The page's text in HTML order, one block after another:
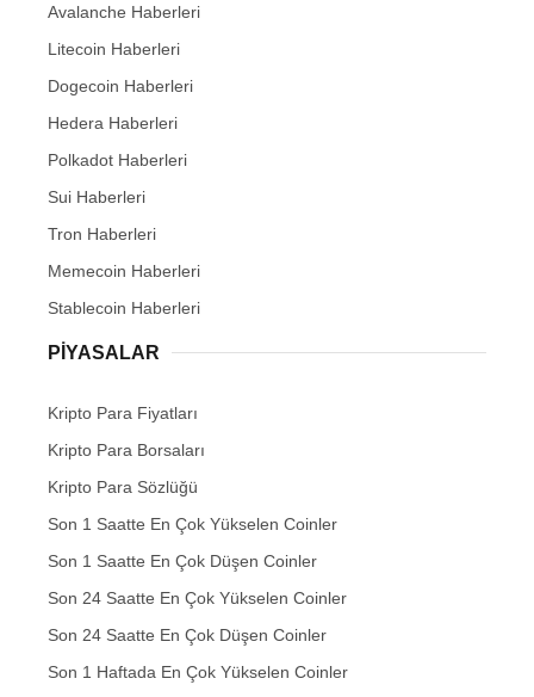
Avalanche Haberleri
Litecoin Haberleri
Dogecoin Haberleri
Hedera Haberleri
Polkadot Haberleri
Sui Haberleri
Tron Haberleri
Memecoin Haberleri
Stablecoin Haberleri
PIYASALAR
Kripto Para Fiyatları
Kripto Para Borsaları
Kripto Para Sözlüğü
Son 1 Saatte En Çok Yükselen Coinler
Son 1 Saatte En Çok Düşen Coinler
Son 24 Saatte En Çok Yükselen Coinler
Son 24 Saatte En Çok Düşen Coinler
Son 1 Haftada En Çok Yükselen Coinler